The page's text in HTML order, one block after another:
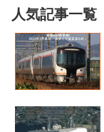
人気記事一覧